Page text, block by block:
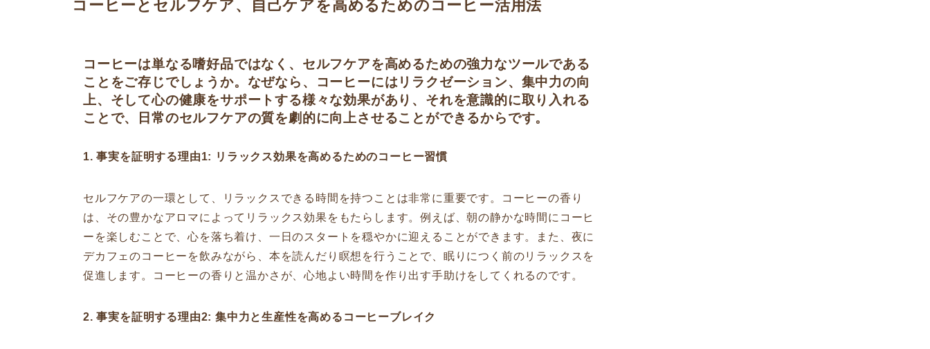
コーヒーとセルフケア、自己ケアを高めるためのコーヒー活用法
コーヒーは単なる嗜好品ではなく、セルフケアを高めるための強力なツールである
ことをご存じでしょうか。なぜなら、コーヒーにはリラクゼーション、集中力の向
上、そして心の健康をサポートする様々な効果があり、それを意識的に取り入れる
ことで、日常のセルフケアの質を劇的に向上させることができるからです。
1. 事実を証明する理由1: リラックス効果を高めるためのコーヒー習慣
セルフケアの一環として、リラックスできる時間を持つことは非常に重要です。コーヒーの香り
は、その豊かなアロマによってリラックス効果をもたらします。例えば、朝の静かな時間にコーヒ
ーを楽しむことで、心を落ち着け、一日のスタートを穏やかに迎えることができます。また、夜に
デカフェのコーヒーを飲みながら、本を読んだり瞑想を行うことで、眠りにつく前のリラックスを
促進します。コーヒーの香りと温かさが、心地よい時間を作り出す手助けをしてくれるのです。
2. 事実を証明する理由2: 集中力と生産性を高めるコーヒーブレイク